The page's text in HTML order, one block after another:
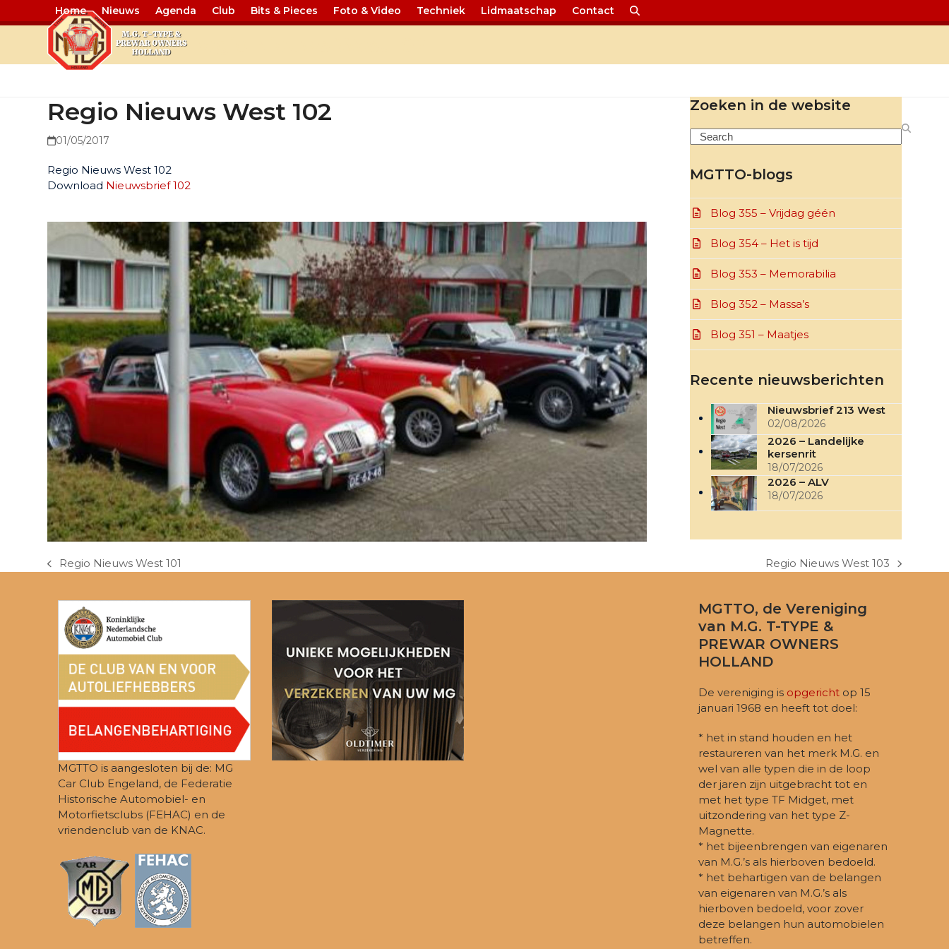
Home Nieuws Agenda Club Bits & Pieces Foto & Video Techniek Lidmaatschap Contact
Regio Nieuws West 102
01/05/2017
Regio Nieuws West 102
Download Nieuwsbrief 102
Zoeken in de website
Search
MGTTO-blogs
Blog 355 – Vrijdag géén
Blog 354 – Het is tijd
Blog 353 – Memorabilia
Blog 352 – Massa’s
Blog 351 – Maatjes
Recente nieuwsberichten
Nieuwsbrief 213 West
02/08/2026
2026 – Landelijke
kersenrit
18/07/2026
2026 – ALV
18/07/2026
previous
Regio Nieuws West 101
next
Regio Nieuws West 103
MGTTO is aangesloten bij de: MG
Car Club Engeland, de Federatie
Historische Automobiel- en
Motorfietsclubs (FEHAC) en de
vriendenclub van de KNAC.
MGTTO, de Vereniging
van M.G. T-TYPE &
PREWAR OWNERS
HOLLAND
De vereniging is opgericht op 15
januari 1968 en heeft tot doel:
* het in stand houden en het
restaureren van het merk M.G. en
wel van alle typen die in de loop
der jaren zijn uitgebracht tot en
met het type TF Midget, met
uitzondering van het type Z-
Magnette.
* het bijeenbrengen van eigenaren
van M.G.’s als hierboven bedoeld.
* het behartigen van de belangen
van eigenaren van M.G.’s als
hierboven bedoeld, voor zover
deze belangen hun automobielen
betreffen.